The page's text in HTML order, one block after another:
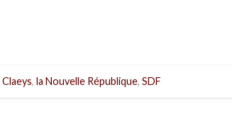
Claeys, la Nouvelle République, SDF